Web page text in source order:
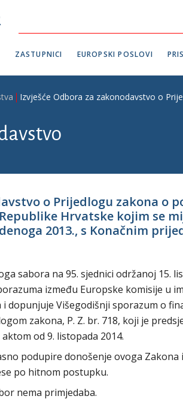
ZASTUPNICI EUROPSKI POSLOVI
Izvješće Odbora za zakonodavstvo o
o Prijedlogu zakona o
Hrvatske kojim se
2013., s Konačnim
sabora na 95. sjednici održanoj 15.
između Europske komisije u
dopunjuje Višegodišnji sporazum o
zakona, P. Z. br. 718, koji je
od 9. listopada 2014.
podupire donošenje ovoga
po hitnom postupku.
nema primjedaba.